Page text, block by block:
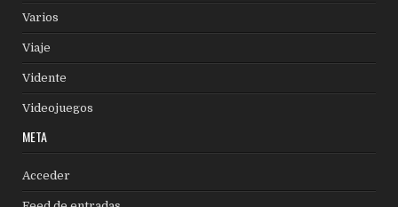
Varios
Viaje
Vidente
Videojuegos
META
Acceder